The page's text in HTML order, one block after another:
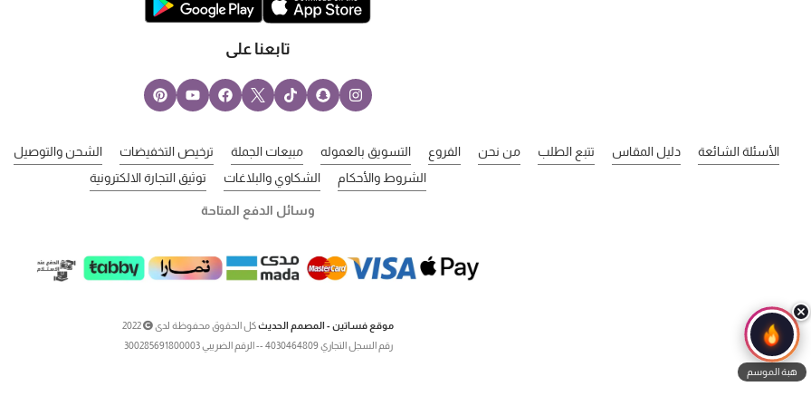
تابعنا على
الأسئلة الشائعة دليل المقاس تتبع الطلب من نحن الفروع التسويق بالعموله مبيعات الجملة ترخيص التخفيضات الشحن والتوصيل
الشروط والأحكام
الشكاوي والبلاغات توثيق التجارة الالكترونية
وسائل الدفع المتاحة
موقع فساتين - المصمم الحديثكل الحقوق محفوظة لدى
رقم السجل التجاري 4030464809 -- الرقم الضريبي 300285691800003
هبة الموسم